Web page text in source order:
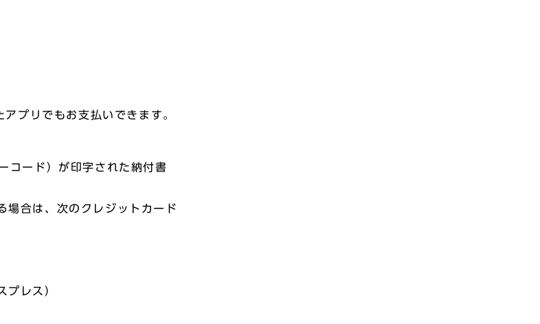
プリでもお支払いできます。
ード）が印字された納付書
合は、次のクレジットカード
レス）